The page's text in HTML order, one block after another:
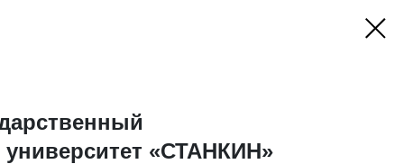
университет «СТАНКИН»